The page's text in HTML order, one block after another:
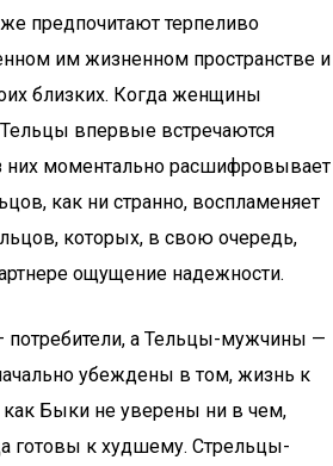
предпочитают терпеливо
им жизненном пространстве и
близких. Когда женщины
впервые встречаются
них моментально расшифровывает
как ни странно, воспламеняет
которых, в свою очередь,
ощущение надежности.
а Тельцы-мужчины —
убеждены в том, жизнь к
как Быки не уверены ни в чем,
готовы к худшему. Стрельцы-